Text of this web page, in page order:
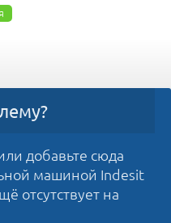
добавьте сюда
машиной Indesit
отсутствует на